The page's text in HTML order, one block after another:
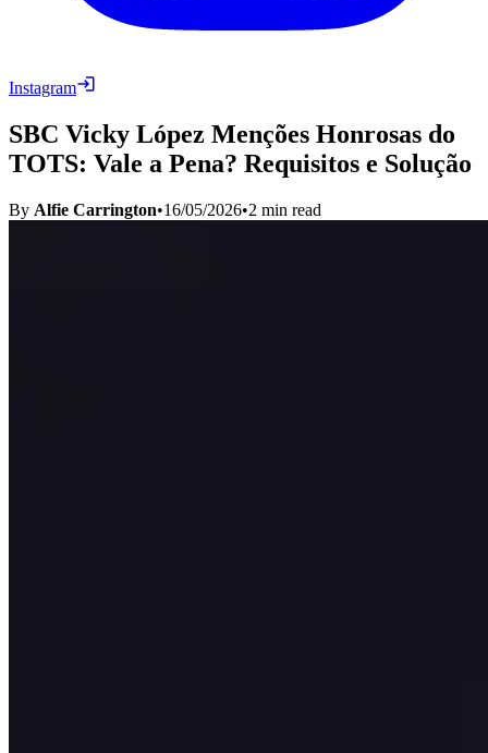
Instagram
SBC Vicky López Menções Honrosas do
TOTS: Vale a Pena? Requisitos e Solução
By Alfie Carrington•16/05/2026•2 min read